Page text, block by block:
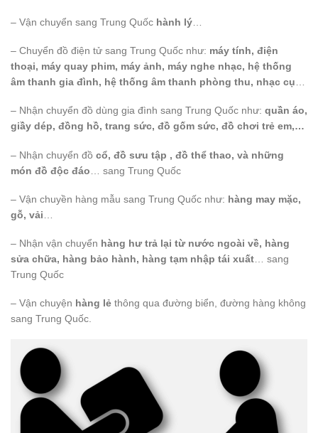
– Vận chuyển sang Trung Quốc hành lý
– Chuyển đồ điện tử sang Trung Quốc như: máy tính, điện
thoại, máy quay phim, máy ảnh, máy nghe nhạc, hệ thống
âm thanh gia đình, hệ thống âm thanh phòng thu, nhạc cụ…
– Nhận chuyển đồ dùng gia đình sang Trung Quốc như: quần áo,
giầy dép, đồng hồ, trang sức, đồ gốm sức, đồ chơi trẻ em,…
– Nhận chuyển đồ cổ, đồ sưu tập , đồ thể thao, và những
món đồ độc đáo … sang Trung Quốc
– Vận chuyền hàng mẫu sang Trung Quốc như: hàng may mặc,
gỗ, vải
– Nhận vận chuyển hàng hư trả lại từ nước ngoài về, hàng
sửa chữa, hàng bảo hành, hàng tạm nhập tái xuất … sang
Trung Quốc
– Vận chuyện hàng lẻ thông qua đường biển, đường hàng không
sang Trung Quốc.